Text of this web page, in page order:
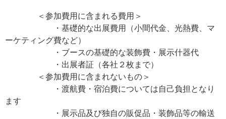
＜参加費用に含まれる費用＞
・基礎的な出展費用（小間代金、光熱費、マ
ーケティング費など）
・ブースの基礎的な装飾費・展示什器代
・出展者証（各社２枚まで）
＜参加費用に含まれないもの＞
・渡航費・宿泊費については自己負担となり
ます
・展示品及び独自の販促品・装飾品等の輸送